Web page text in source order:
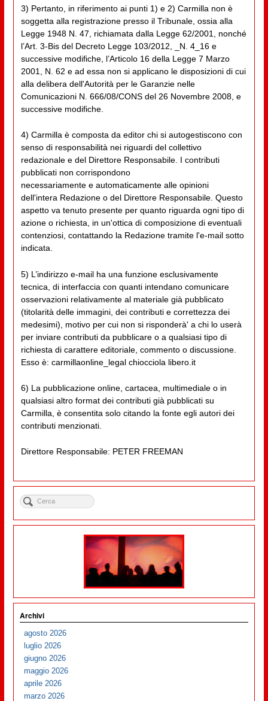
3) Pertanto, in riferimento ai punti 1) e 2) Carmilla non è
soggetta alla registrazione presso il Tribunale, ossia alla
Legge 1948 N. 47, richiamata dalla Legge 62/2001, nonché
l’Art. 3-Bis del Decreto Legge 103/2012, _N. 4_16 e
successive modifiche, l’Articolo 16 della Legge 7 Marzo
2001, N. 62 e ad essa non si applicano le disposizioni di cui
alla delibera dell'Autorità per le Garanzie nelle
Comunicazioni N. 666/08/CONS del 26 Novembre 2008, e
successive modifiche.
4) Carmilla è composta da editor chi si autogestiscono con
senso di responsabilità nei riguardi del collettivo
redazionale e del Direttore Responsabile. I contributi
pubblicati non corrispondono
necessariamente e automaticamente alle opinioni
dell'intera Redazione o del Direttore Responsabile. Questo
aspetto va tenuto presente per quanto riguarda ogni tipo di
azione o richiesta, in un'ottica di composizione di eventuali
contenziosi, contattando la Redazione tramite l'e-mail sotto
indicata.
5) L’indirizzo e-mail ha una funzione esclusivamente
tecnica, di interfaccia con quanti intendano comunicare
osservazioni relativamente al materiale già pubblicato
(titolarità delle immagini, dei contributi e correttezza dei
medesimi), motivo per cui non si risponderà' a chi lo userà
per inviare contributi da pubblicare o a qualsiasi tipo di
richiesta di carattere editoriale, commento o discussione.
Esso è: carmillaonline_legal chiocciola libero.it
6) La pubblicazione online, cartacea, multimediale o in
qualsiasi altro format dei contributi già pubblicati su
Carmilla, è consentita solo citando la fonte egli autori dei
contributi menzionati.
Direttore Responsabile: PETER FREEMAN
Archivi
agosto 2026
luglio 2026
giugno 2026
maggio 2026
aprile 2026
marzo 2026